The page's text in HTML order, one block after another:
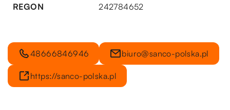
REGON 242784652
48666846946 biuro@sanco-polska.pl
https://sanco-polska.pl